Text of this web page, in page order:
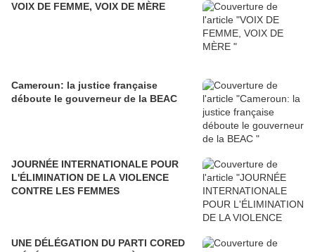
VOIX DE FEMME, VOIX DE MÈRE
Cameroun: la justice française
déboute le gouverneur de la BEAC
JOURNÉE INTERNATIONALE POUR
L'ÉLIMINATION DE LA VIOLENCE
CONTRE LES FEMMES
UNE DÉLÉGATION DU PARTI CORED